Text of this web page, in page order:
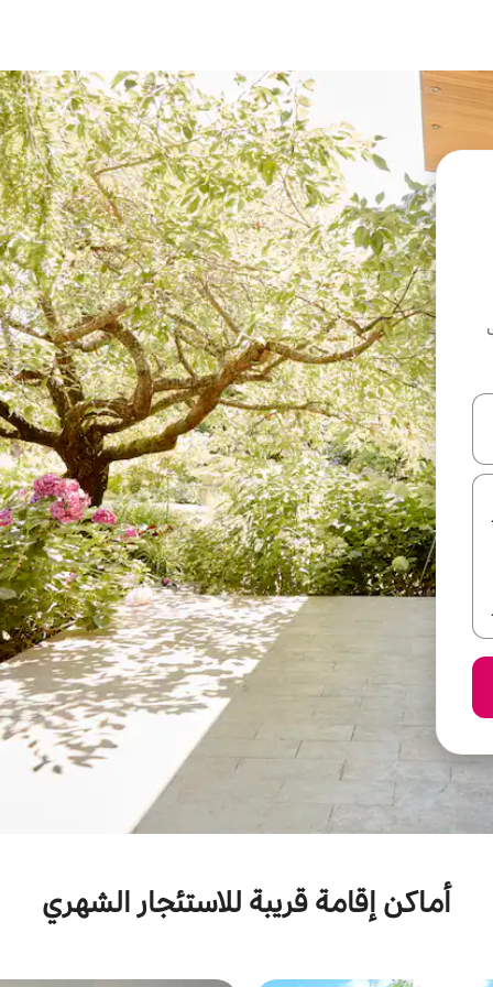
أو استكشف عن طريق اللمس أو السحب.
أماكن إقامة قريبة للاستئجار الشهري